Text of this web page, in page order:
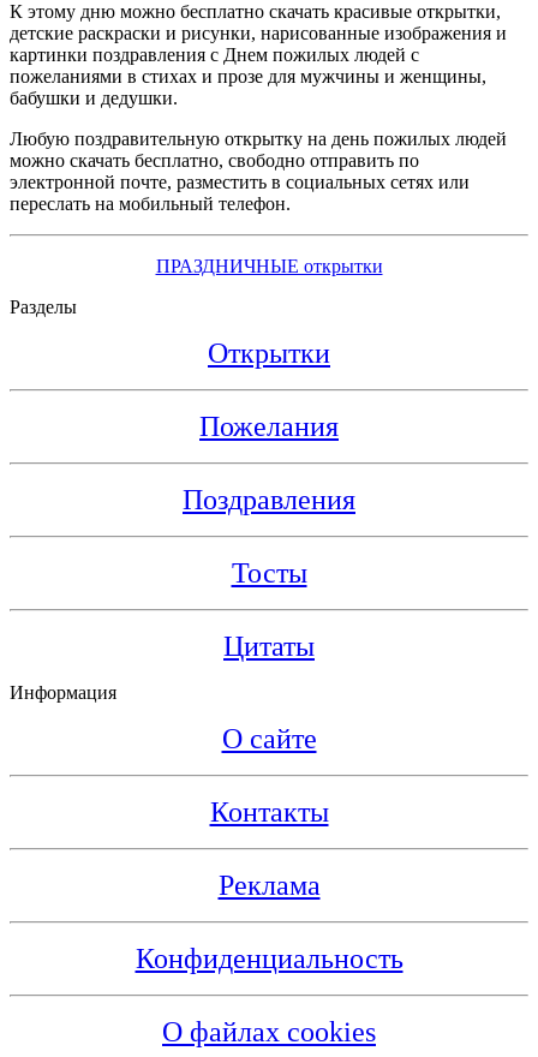
К этому дню можно бесплатно скачать красивые открытки,
детские раскраски и рисунки, нарисованные изображения и
картинки поздравления с Днем пожилых людей с
пожеланиями в стихах и прозе для мужчины и женщины,
бабушки и дедушки.
Любую поздравительную открытку на день пожилых людей
можно скачать бесплатно, свободно отправить по
электронной почте, разместить в социальных сетях или
переслать на мобильный телефон.
ПРАЗДНИЧНЫЕ открытки
Разделы
Открытки
Пожелания
Поздравления
Тосты
Цитаты
Информация
О сайте
Контакты
Реклама
Конфиденциальность
О файлах cookies